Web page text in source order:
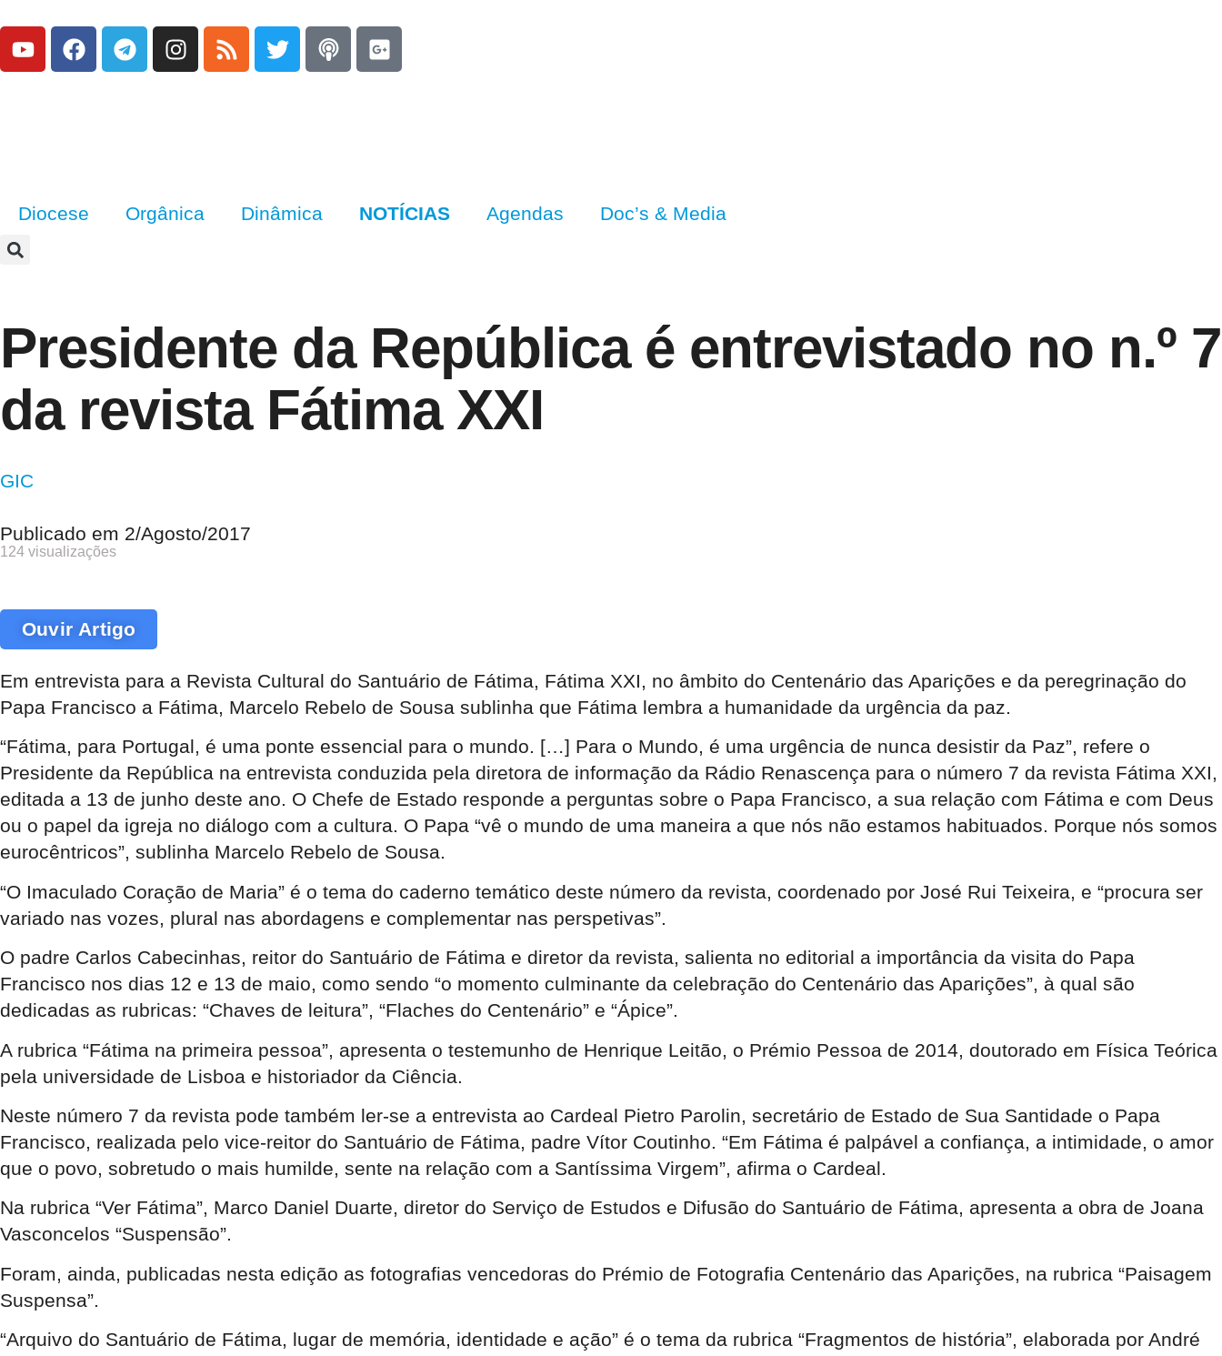
Diocese Orgânica Dinâmica NOTÍCIAS Agendas Doc’s & Media
Presidente da República é entrevistado no n.º 7
da revista Fátima XXI
GIC
Publicado em 2/Agosto/2017
124 visualizações
Ouvir Artigo
Em entrevista para a Revista Cultural do Santuário de Fátima, Fátima XXI, no âmbito do Centenário das Aparições e da peregrinação do
Papa Francisco a Fátima, Marcelo Rebelo de Sousa sublinha que Fátima lembra a humanidade da urgência da paz.
“Fátima, para Portugal, é uma ponte essencial para o mundo. […] Para o Mundo, é uma urgência de nunca desistir da Paz”, refere o
Presidente da República na entrevista conduzida pela diretora de informação da Rádio Renascença para o número 7 da revista Fátima XXI,
editada a 13 de junho deste ano. O Chefe de Estado responde a perguntas sobre o Papa Francisco, a sua relação com Fátima e com Deus
ou o papel da igreja no diálogo com a cultura. O Papa “vê o mundo de uma maneira a que nós não estamos habituados. Porque nós somos
eurocêntricos”, sublinha Marcelo Rebelo de Sousa.
“O Imaculado Coração de Maria” é o tema do caderno temático deste número da revista, coordenado por José Rui Teixeira, e “procura ser
variado nas vozes, plural nas abordagens e complementar nas perspetivas”.
O padre Carlos Cabecinhas, reitor do Santuário de Fátima e diretor da revista, salienta no editorial a importância da visita do Papa
Francisco nos dias 12 e 13 de maio, como sendo “o momento culminante da celebração do Centenário das Aparições”, à qual são
dedicadas as rubricas: “Chaves de leitura”, “Flaches do Centenário” e “Ápice”.
A rubrica “Fátima na primeira pessoa”, apresenta o testemunho de Henrique Leitão, o Prémio Pessoa de 2014, doutorado em Física Teórica
pela universidade de Lisboa e historiador da Ciência.
Neste número 7 da revista pode também ler-se a entrevista ao Cardeal Pietro Parolin, secretário de Estado de Sua Santidade o Papa
Francisco, realizada pelo vice-reitor do Santuário de Fátima, padre Vítor Coutinho. “Em Fátima é palpável a confiança, a intimidade, o amor
que o povo, sobretudo o mais humilde, sente na relação com a Santíssima Virgem”, afirma o Cardeal.
Na rubrica “Ver Fátima”, Marco Daniel Duarte, diretor do Serviço de Estudos e Difusão do Santuário de Fátima, apresenta a obra de Joana
Vasconcelos “Suspensão”.
Foram, ainda, publicadas nesta edição as fotografias vencedoras do Prémio de Fotografia Centenário das Aparições, na rubrica “Paisagem
Suspensa”.
“Arquivo do Santuário de Fátima, lugar de memória, identidade e ação” é o tema da rubrica “Fragmentos de história”, elaborada por André